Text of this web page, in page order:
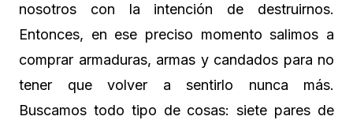
nosotros con la intención de destruirnos.
Entonces, en ese preciso momento salimos a
comprar armaduras, armas y candados para no
tener que volver a sentirlo nunca más.
Buscamos todo tipo de cosas: siete pares de